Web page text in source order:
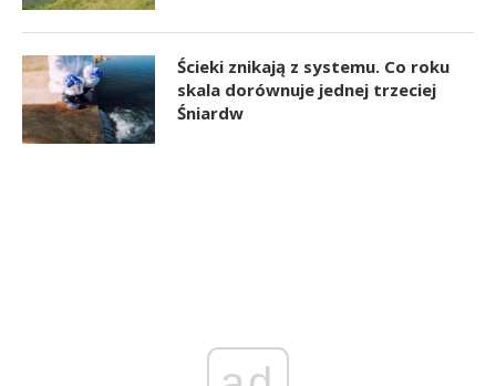
Ścieki znikają z systemu. Co roku
skala dorównuje jednej trzeciej
Śniardw